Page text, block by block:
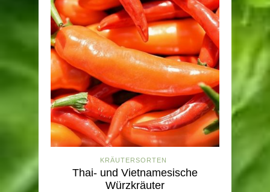
KRÄUTERSORTEN
Thai- und Vietnamesische
Würzkräuter